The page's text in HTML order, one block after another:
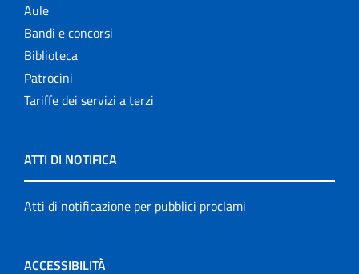
Aule
Bandi e concorsi
Biblioteca
Patrocini
Tariffe dei servizi a terzi
ATTI DI NOTIFICA
Atti di notificazione per pubblici proclami
ACCESSIBILITÀ